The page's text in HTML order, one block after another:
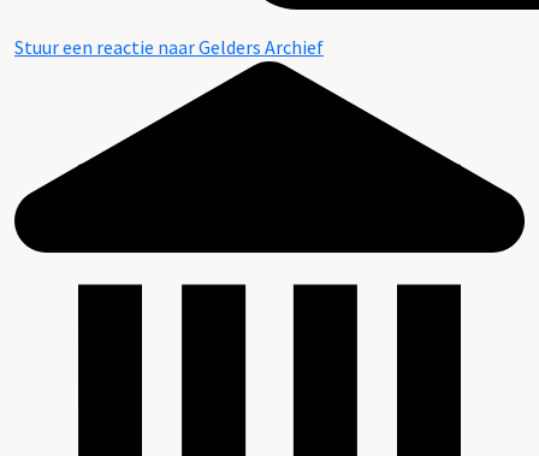
Stuur een reactie naar Gelders Archief